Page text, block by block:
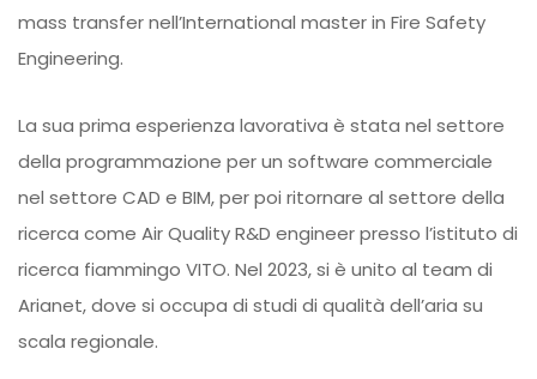
mass transfer nell’International master in Fire Safety
Engineering.
La sua prima esperienza lavorativa è stata nel settore
della programmazione per un software commerciale
nel settore CAD e BIM, per poi ritornare al settore della
ricerca come Air Quality R&D engineer presso l’istituto di
ricerca fiammingo VITO. Nel 2023, si è unito al team di
Arianet, dove si occupa di studi di qualità dell’aria su
scala regionale.